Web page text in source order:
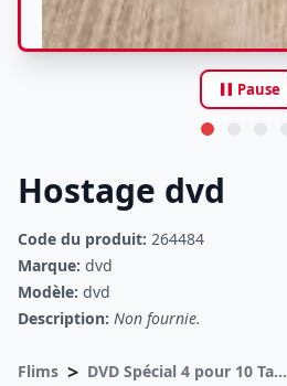
pause Pause
Hostage dvd
Code du produit: 264484
Marque: dvd
Modèle: dvd
Description: Non fournie.
Flims > DVD Spécial 4 pour 10 Taxes incluses sur -4.00$